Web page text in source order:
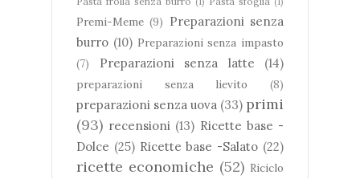
Premi-Meme (9) Preparazioni senza
burro (10) Preparazioni senza impasto
(7)
Preparazioni senza latte (14)
preparazioni senza lievito (8)
preparazioni senza uova (33) primi
(93) recensioni (13) Ricette base -
Dolce (25) Ricette base -Salato (22)
ricette economiche (52) Riciclo